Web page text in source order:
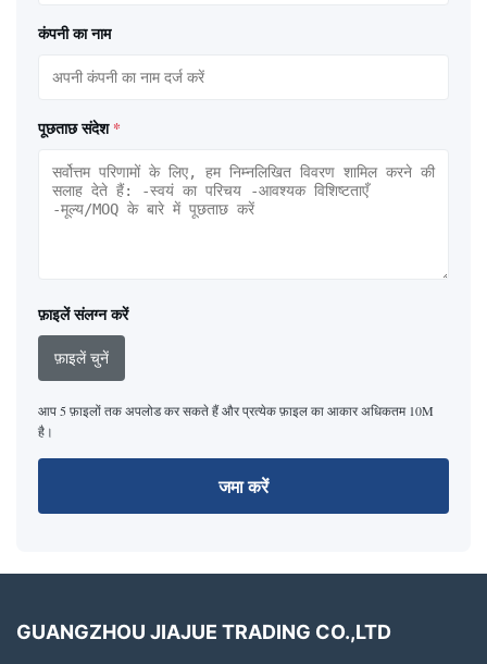
कंपनी का नाम
पूछताछ संदेश *
फ़ाइलें संलग्न करें
फ़ाइलें चुनें
आप 5 फ़ाइलों तक अपलोड कर सकते हैं और प्रत्येक फ़ाइल का आकार अधिकतम 10M
है।
जमा करें
GUANGZHOU JIAJUE TRADING CO.,LTD